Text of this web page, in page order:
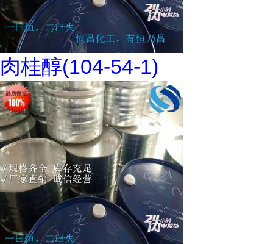
肉桂醇(104-54-1)